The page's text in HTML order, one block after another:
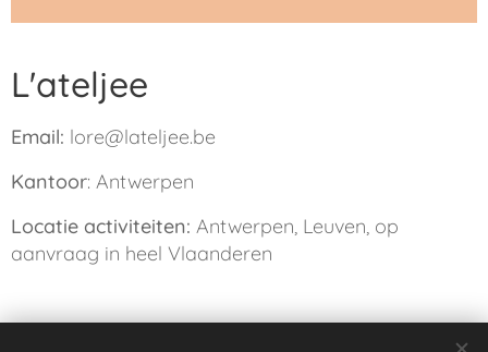
L'ateljee
Email: lore@lateljee.be
Kantoor: Antwerpen
Locatie activiteiten: Antwerpen, Leuven, op
aanvraag in heel Vlaanderen